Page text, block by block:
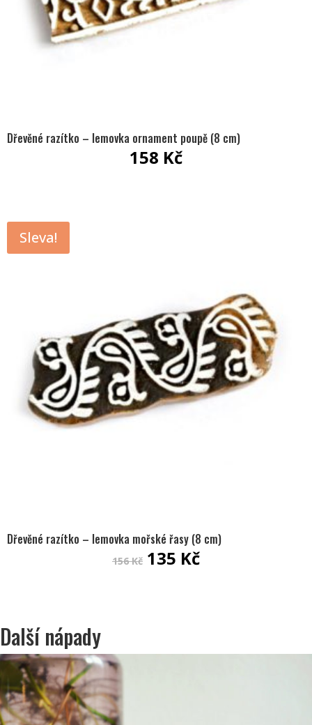
Dřevěné razítko – lemovka ornament poupě (8 cm)
158 Kč
Sleva!
Dřevěné razítko – lemovka mořské řasy (8 cm)
156Kč Původní
135 KčAktuální
Další nápady